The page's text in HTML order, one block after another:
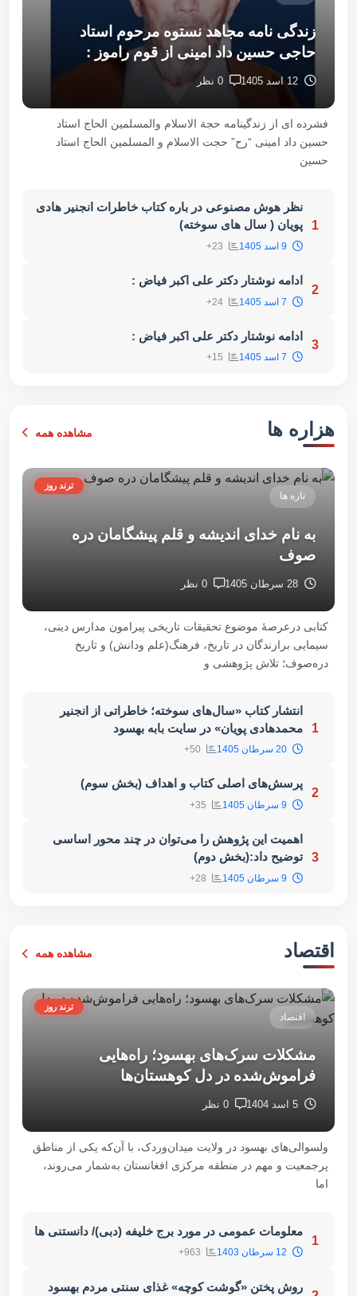
زندگی نامه مجاهد نستوه مرحوم استاد
حاجی حسین داد امینی از قوم راموز :
فشرده ای از زندگینامه حجة الاسلام والمسلمین الحاج استاد
حسین داد امینی “رح” حجت الاسلام و المسلمین الحاج استاد
حسین
1
نظر هوش مصنوعی در باره کتاب خاطرات انجنیر هادی
پویان ( سال های سوخته)
2
ادامه نوشتار دکتر علی اکبر فیاض :
3
ادامه نوشتار دکتر علی اکبر فیاض :
هزاره ها مشاهده همه
ترند روز
تازه ها
به نام خدای اندیشه و قلم پیشگامان دره
صوف
کتابی درعرصۀ موضوع تحقیقات تاریخی پیرامون مدارس دینی،
سیمایی برازندگان در تاریخ، فرهنگ(علم ودانش) و تاریخ
دره‌صوف؛ تلاش پژوهشی و
1
انتشار کتاب «سال‌های سوخته؛ خاطراتی از انجنیر
محمدهادی پویان» در سایت بابه بهسود
2
پرسش‌های اصلی کتاب و اهداف (بخش سوم)
3
اهمیت این پژوهش را می‌توان در چند محور اساسی
توضیح داد:(بخش دوم)
اقتصاد مشاهده همه
ترند روز
اقتصاد
مشکلات سرک‌های بهسود؛ راه‌هایی
فراموش‌شده در دل کوهستان‌ها
ولسوالی‌های بهسود در ولایت میدان‌وردک، با آن‌که یکی از مناطق
پرجمعیت و مهم در منطقه مرکزی افغانستان به‌شمار می‌روند،
اما
1
معلومات عمومی در مورد برج خلیفه (دبی)/ دانستنی ها
روش پختن «گوشت کوچه» غذای سنتی مردم بهسود